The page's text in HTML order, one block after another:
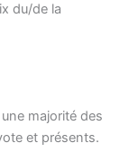
du/de la
majorité des
et présents.